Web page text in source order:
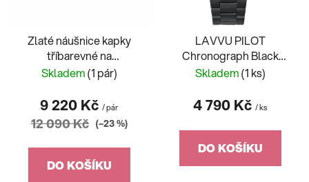
Zlaté náušnice kapky
tříbarevné na
franfouzský patent
Skladem(1 pár)
9 220 Kč / pár
12 090 Kč (–23 %)
DO KOŠÍKU
LAVVU PILOT
Chronograph Black
100M Sapphire
Skladem(1 ks)
4 790 Kč / ks
DO KOŠÍKU